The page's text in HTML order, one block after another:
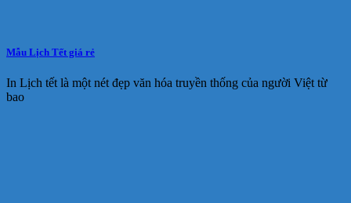
Mẫu Lịch Tết giá rẻ
In Lịch tết là một nét đẹp văn hóa truyền thống của người Việt từ
bao